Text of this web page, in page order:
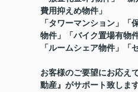
費用抑えめ物件」
「タワーマンション」「
物件」「バイク置場有物件
「ルームシェア物件」「
お客様のご要望にお応え
動産』がサポート致しま